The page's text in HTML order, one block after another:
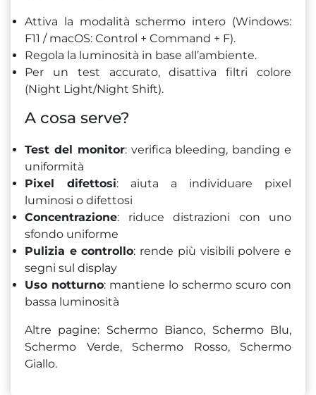
Attiva la modalità schermo intero (Windows:
F11 / macOS: Control + Command + F).
Regola la luminosità in base all’ambiente.
Per un test accurato, disattiva filtri colore
(Night Light/Night Shift).
A cosa serve?
Test del monitor: verifica bleeding, banding e
uniformità
Pixel difettosi: aiuta a individuare pixel
luminosi o difettosi
Concentrazione: riduce distrazioni con uno
sfondo uniforme
Pulizia e controllo: rende più visibili polvere e
segni sul display
Uso notturno: mantiene lo schermo scuro con
bassa luminosità
Altre pagine: Schermo Bianco, Schermo Blu,
Schermo Verde, Schermo Rosso, Schermo
Giallo.